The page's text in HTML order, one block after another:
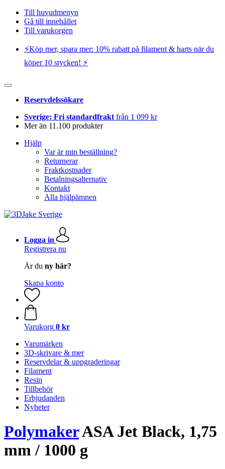
Till huvudmenyn
Gå till innehållet
Till varukorgen
⚡️Köp mer, spara mer: 10% rabatt på filament & harts när du
köper 10 stycken! ⚡️
Reservdelssökare
Sverige: Fri standardfrakt från 1 099 kr
Mer än 11.100 produkter
Hjälp
Var är min beställning?
Returnerar
Fraktkostnader
Betalningsalternativ
Kontakt
Alla hjälpämnen
Logga in
Registrera nu
Är du ny här?
Skapa konto
Varukorg 0 kr
Varumärken
3D-skrivare & mer
Reservdelar & uppgraderingar
Filament
Resin
Tillbehör
Erbjudanden
Nyheter
PolymakerASA Jet Black, 1,75
mm / 1000 g